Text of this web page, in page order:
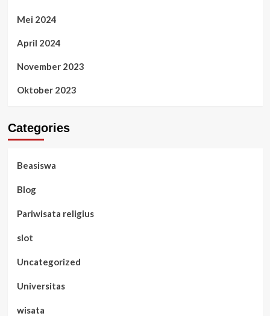
Mei 2024
April 2024
November 2023
Oktober 2023
Categories
Beasiswa
Blog
Pariwisata religius
slot
Uncategorized
Universitas
wisata